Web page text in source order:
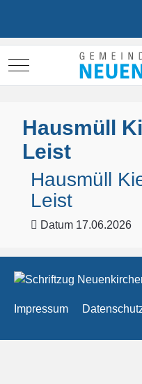
Mobile Menu Toggle
Hausmüll
Leist
Hausmüll
Leist
Datum 17.06.2026
Impressum